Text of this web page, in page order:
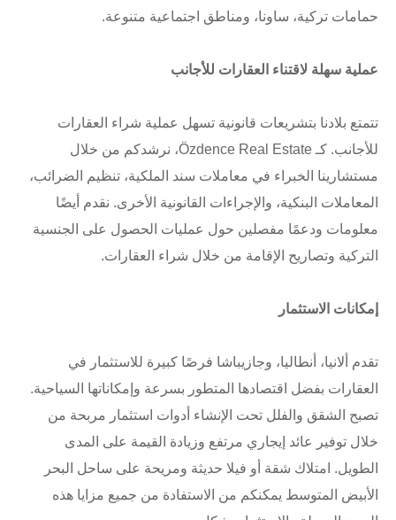
حمامات تركية، ساونا، ومناطق اجتماعية متنوعة.
عملية سهلة لاقتناء العقارات للأجانب
تتمتع بلادنا بتشريعات قانونية تسهل عملية شراء العقارات
للأجانب. كـ Özdence Real Estate، نرشدكم من خلال
مستشارينا الخبراء في معاملات سند الملكية، تنظيم الضرائب،
المعاملات البنكية، والإجراءات القانونية الأخرى. نقدم أيضًا
معلومات ودعمًا مفصلين حول عمليات الحصول على الجنسية
التركية وتصاريح الإقامة من خلال شراء العقارات.
إمكانات الاستثمار
تقدم ألانيا، أنطاليا، وجازيباشا فرصًا كبيرة للاستثمار في
العقارات بفضل اقتصادها المتطور بسرعة وإمكاناتها السياحية.
تصبح الشقق والفلل تحت الإنشاء أدوات استثمار مربحة من
خلال توفير عائد إيجاري مرتفع وزيادة القيمة على المدى
الطويل. امتلاك شقة أو فيلا حديثة ومريحة على ساحل البحر
الأبيض المتوسط يمكنكم من الاستفادة من جميع مزايا هذه